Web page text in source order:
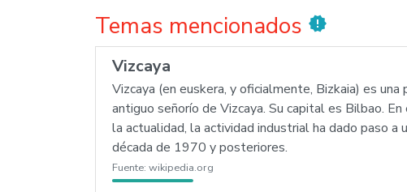
Temas mencionados new_releases
Vizcaya
Vizcaya (en euskera, y oficialmente, Bizkaia) es
antiguo señorío de Vizcaya. Su capital es Bilbao.
la actualidad, la actividad industrial ha dado paso
década de 1970 y posteriores.
Fuente: wikipedia.org